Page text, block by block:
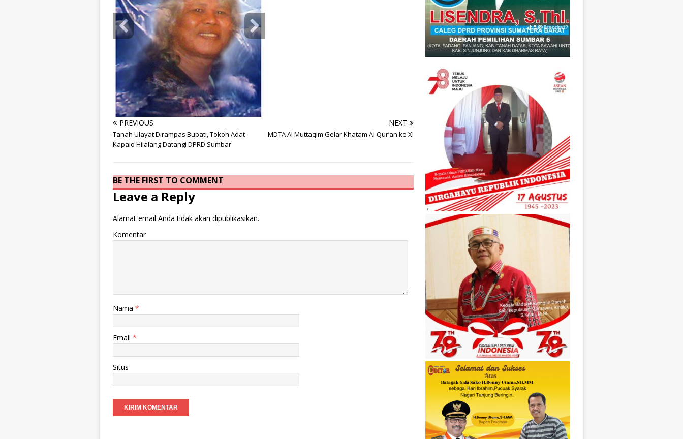
info heading
info content
PREVIOUS
Tanah Ulayat Dirampas Bupati, Tokoh Adat
Kapalo Hilalang Datangi DPRD Sumbar
NEXT
MDTA Al Muttaqim Gelar Khatam Al-Qur’an ke XI
BE THE FIRST TO COMMENT
Leave a Reply
Alamat email Anda tidak akan dipublikasikan.
Komentar
Nama *
Email *
Situs